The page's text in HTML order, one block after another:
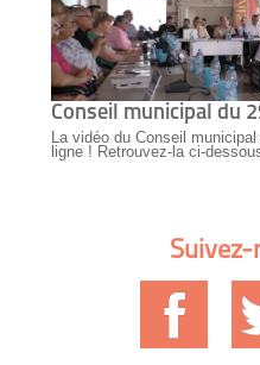
Conseil municipal du
La vidéo du Conseil
ligne ! Retrouvez-la ci-
Suivez-